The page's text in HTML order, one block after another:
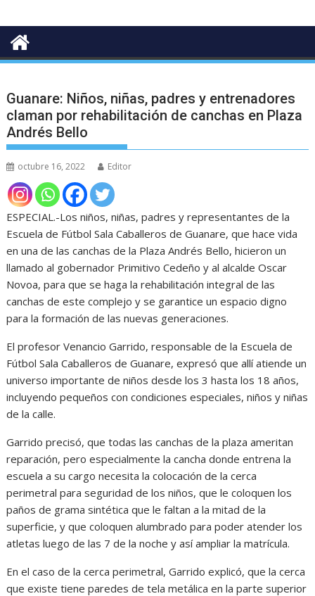
Guanare: Niños, niñas, padres y entrenadores
claman por rehabilitación de canchas en Plaza
Andrés Bello
octubre 16, 2022 Editor
ESPECIAL.-Los niños, niñas, padres y representantes de la
Escuela de Fútbol Sala Caballeros de Guanare, que hace vida
en una de las canchas de la Plaza Andrés Bello, hicieron un
llamado al gobernador Primitivo Cedeño y al alcalde Oscar
Novoa, para que se haga la rehabilitación integral de las
canchas de este complejo y se garantice un espacio digno
para la formación de las nuevas generaciones.
El profesor Venancio Garrido, responsable de la Escuela de
Fútbol Sala Caballeros de Guanare, expresó que allí atiende un
universo importante de niños desde los 3 hasta los 18 años,
incluyendo pequeños con condiciones especiales, niños y niñas
de la calle.
Garrido precisó, que todas las canchas de la plaza ameritan
reparación, pero especialmente la cancha donde entrena la
escuela a su cargo necesita la colocación de la cerca
perimetral para seguridad de los niños, que le coloquen los
paños de grama sintética que le faltan a la mitad de la
superficie, y que coloquen alumbrado para poder atender los
atletas luego de las 7 de la noche y así ampliar la matrícula.
En el caso de la cerca perimetral, Garrido explicó, que la cerca
que existe tiene paredes de tela metálica en la parte superior